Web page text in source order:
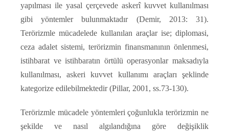
yapılması ile yasal çerçevede askerî kuvvet kullanılması
gibi yöntemler bulunmaktadır (Demir, 2013: 31).
Terörizmle mücadelede kullanılan araçlar ise; diplomasi,
ceza adalet sistemi, terörizmin finansmanının önlenmesi,
istihbarat ve istihbaratın örtülü operasyonlar maksadıyla
kullanılması, askeri kuvvet kullanımı araçları şeklinde
kategorize edilebilmektedir (Pillar, 2001, ss.73-130).
Terörizmle mücadele yöntemleri çoğunlukla terörizmin ne
şekilde ve nasıl algılandığına göre değişiklik